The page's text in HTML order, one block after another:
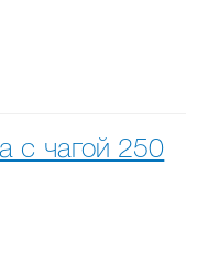
с чагой 250